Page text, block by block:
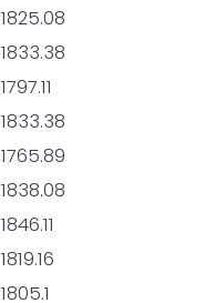
1825.08
1833.38
1797.11
1833.38
1765.89
1838.08
1846.11
1819.16
1805.1